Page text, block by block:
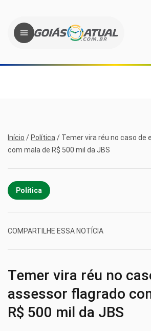
Início / Política / Temer vira réu no caso de
com mala de R$ 500 mil da JBS
Política
COMPARTILHE ESSA NOTÍCIA
Temer vira réu no
assessor flagrado
R$ 500 mil da JBS